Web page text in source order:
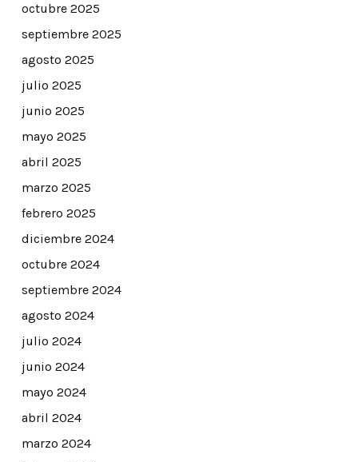
octubre 2025
septiembre 2025
agosto 2025
julio 2025
junio 2025
mayo 2025
abril 2025
marzo 2025
febrero 2025
diciembre 2024
octubre 2024
septiembre 2024
agosto 2024
julio 2024
junio 2024
mayo 2024
abril 2024
marzo 2024